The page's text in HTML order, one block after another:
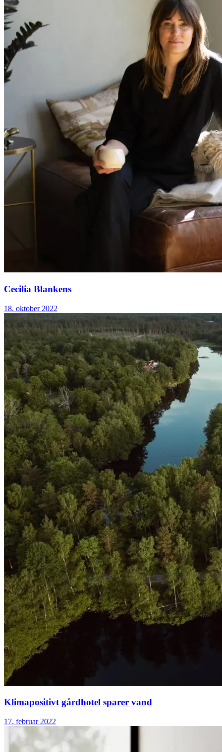
Cecilia Blankens
18. oktober 2022
Klimapositivt gårdhotel sparer vand
17. februar 2022